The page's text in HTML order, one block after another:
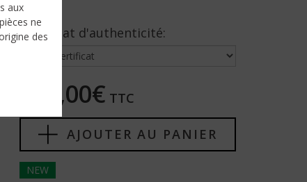
Certificat d'authenticité:
150,00€ TTC
AJOUTER AU PANIER
NEW
aux
ne
des